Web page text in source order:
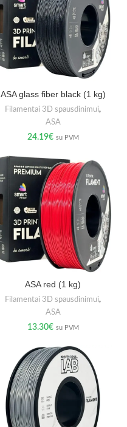
ASA glass fiber black (1 kg)
Filamentai 3D spausdinimui,
ASA
24.19€ su PVM
ASA red (1 kg)
Filamentai 3D spausdinimui,
ASA
13.30€ su PVM